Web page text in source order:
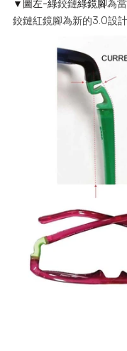
▼圖左-綠鉸鏈綠鏡腳為
鉸鏈紅鏡腳為新的3.0設計